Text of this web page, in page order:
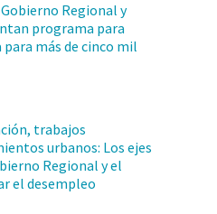
Regional y
programa para
más de cinco mil
trabajos
urbanos: Los ejes
Regional y el
el desempleo